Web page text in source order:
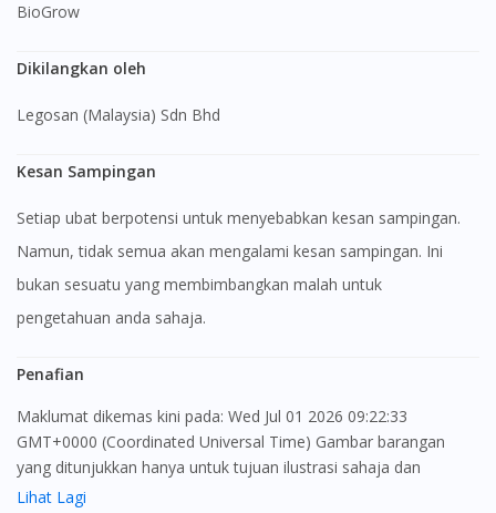
BioGrow
Dikilangkan oleh
Legosan (Malaysia) Sdn Bhd
Kesan Sampingan
Setiap ubat berpotensi untuk menyebabkan kesan sampingan.
Namun, tidak semua akan mengalami kesan sampingan. Ini
bukan sesuatu yang membimbangkan malah untuk
pengetahuan anda sahaja.
Penafian
Maklumat dikemas kini pada: Wed Jul 01 2026 09:22:33
GMT+0000 (Coordinated Universal Time) Gambar barangan
yang ditunjukkan hanya untuk tujuan ilustrasi sahaja dan
mungkin tidak seperti produk yang sebenar
Lihat Lagi